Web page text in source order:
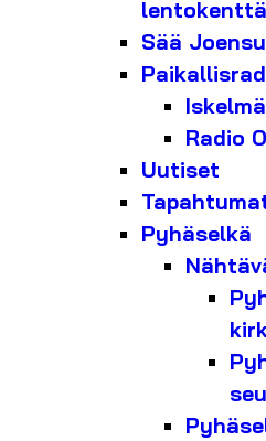
lentokenttä
Sää
Radio
Uutiset
Pyhäselkä